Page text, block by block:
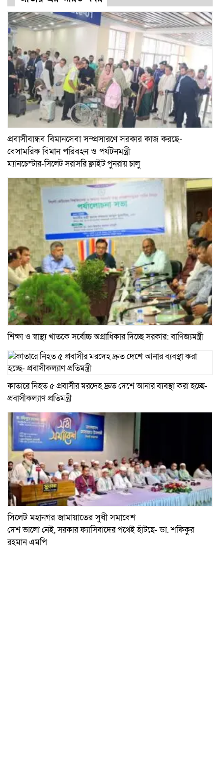
প্রবাসীবান্ধব বিমানসেবা সম্প্রসারণে সরকার কাজ করছে-
বেসামরিক বিমান পরিবহন ও পর্যটনমন্ত্রী
ম্যানচেস্টার-সিলেট সরাসরি ফ্লাইট পুনরায় চালু
শিক্ষা ও স্বাস্থ্য খাতকে সর্বোচ্চ অগ্রাধিকার দিচ্ছে সরকার: বাণিজ্যমন্ত্রী
কাতারে নিহত ৫ প্রবাসীর মরদেহ দ্রুত দেশে আনার ব্যবস্থা করা হচ্ছে-
প্রবাসীকল্যাণ প্রতিমন্ত্রী
সিলেট মহানগর জামায়াতের সুধী সমাবেশ
দেশ ভালো নেই, সরকার ফ্যাসিবাদের পথেই হাঁটছে- ডা. শফিকুর
রহমান এমপি